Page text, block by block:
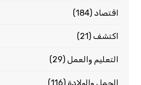
اقتصاد(184)
اكتشف(21)
التعليم والعمل(29)
الحمل والولادة(116)